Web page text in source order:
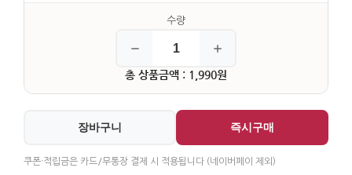
총 상품금액 : 1,990원
장바구니 즉시구매
쿠폰·적립금은 카드/무통장 결제 시 적용됩니다 (네이버페이 제외)